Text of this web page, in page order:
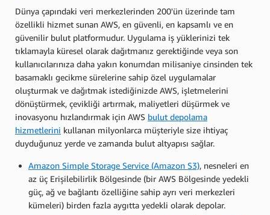
Dünya çapındaki veri merkezlerinden 200'ün üzerinde tam
özellikli hizmet sunan AWS, en güvenli, en kapsamlı ve en
güvenilir bulut platformudur. Uygulama iş yüklerinizi tek
tıklamayla küresel olarak dağıtmanız gerektiğinde veya son
kullanıcılarınıza daha yakın konumdan milisaniye cinsinden tek
basamaklı gecikme sürelerine sahip özel uygulamalar
oluşturmak ve dağıtmak istediğinizde AWS, işletmelerini
dönüştürmek, çevikliği artırmak, maliyetleri düşürmek ve
inovasyonu hızlandırmak için AWS bulut depolama
hizmetlerini kullanan milyonlarca müşteriyle size ihtiyaç
duyduğunuz yerde ve zamanda bulut altyapısı sağlar.
Amazon Simple Storage Service (Amazon S3), nesneleri en
az üç Erişilebilirlik Bölgesinde (bir AWS Bölgesinde yedekli
güç, ağ ve bağlantı özelliğine sahip ayrı veri merkezleri
kümeleri) birden fazla aygıtta yedekli olarak depolar.